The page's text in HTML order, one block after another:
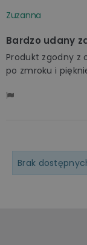
Zuzanna
Bardzo udany
Produkt zgodny z
po zmroku i
Brak